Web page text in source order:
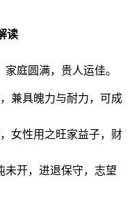
读
庭圆满，贵人运佳。
兼具魄力与耐力，可成
女性用之旺家益子，财
未开，进退保守，志望